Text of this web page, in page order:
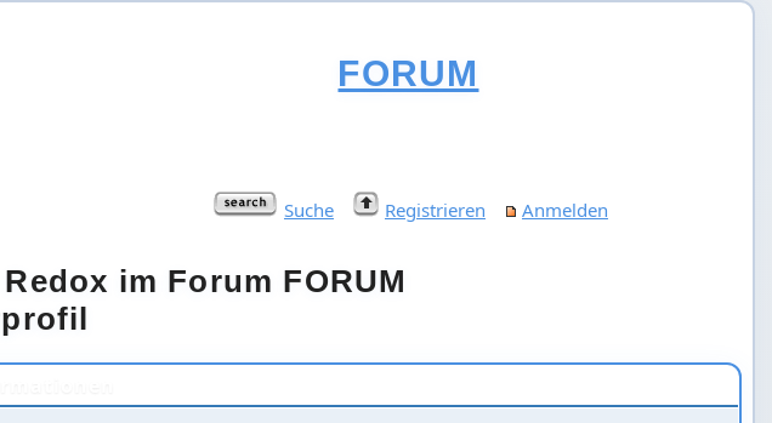
FORUM
Suche Registrieren Anmelden
im Forum FORUM